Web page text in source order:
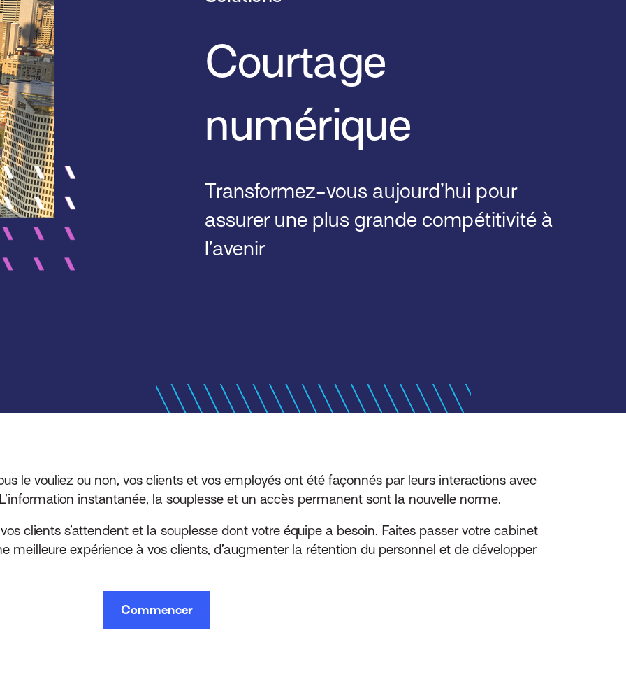
Courtage
numérique
Transformez-vous aujourd’hui pour
assurer une plus grande compétitivité à
l’avenir
le vouliez ou non, vos clients et vos employés ont été façonnés par leurs interactions avec
instantanée, la souplesse et un accès permanent sont la nouvelle norme.
clients s’attendent et la souplesse dont votre équipe a besoin. Faites passer votre cabinet
meilleure expérience à vos clients, d’augmenter la rétention du personnel et de développer
Commencer